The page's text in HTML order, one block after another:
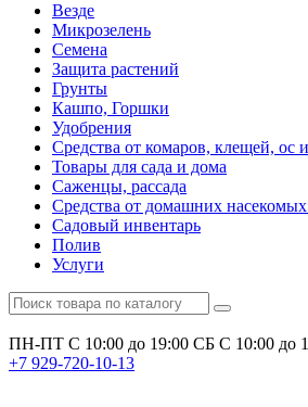
Везде
Микрозелень
Семена
Защита растений
Грунты
Кашпо, Горшки
Удобрения
Средства от комаров, клещей, ос
Товары для сада и дома
Саженцы, рассада
Средства от домашних
Садовый инвентарь
Полив
Услуги
ПН-ПТ С 10:00 до 19:00 СБ С 10:00 до
+7 929-720-10-13